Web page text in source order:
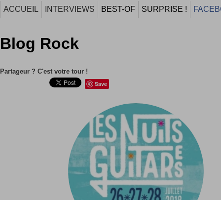
ACCUEIL INTERVIEWS BEST-OF SURPRISE !
Blog Rock
Partageur ? C'est votre tour !
Save